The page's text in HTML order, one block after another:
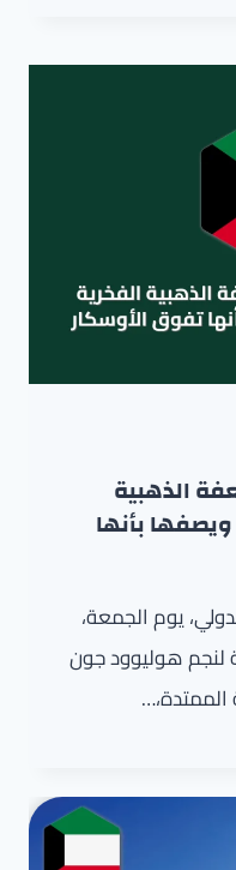
الذهبية
بأنها
يوم الجمعة،
لنجم هوليوود جون
الممتدة،…